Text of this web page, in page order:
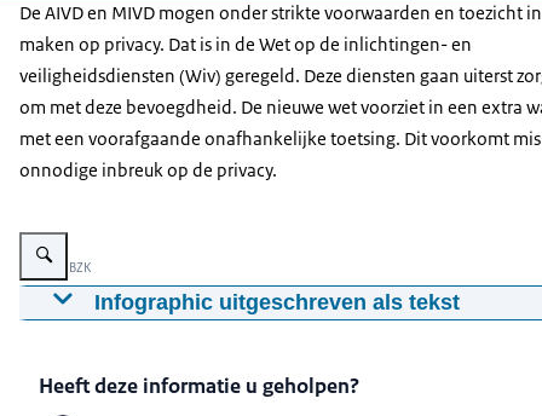
De AIVD en MIVD mogen onder strikte voorwaarden en toezicht
maken op privacy. Dat is in de Wet op de inlichtingen- en
veiligheidsdiensten (Wiv) geregeld. Deze diensten gaan uiterst
om met deze bevoegdheid. De nieuwe wet voorziet in een extra
met een voorafgaande onafhankelijke toetsing. Dit voorkomt
onnodige inbreuk op de privacy.
Vergroot afbeelding Infographic: Zie de onderstaande tekst voor informatie
Beeld: © BZK
Infographic uitgeschreven als tekst
De AIVD en MIVD mogen met de nieuwe Wiv
Heeft deze informatie u geholpen?